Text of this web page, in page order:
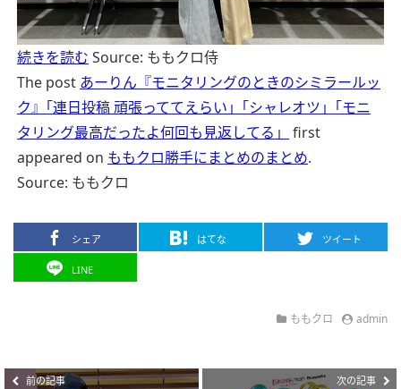
続きを読む Source: ももクロ侍
The post あーりん『モニタリングのときのシミラールッ
ク』｢連日投稿 頑張っててえらい」｢シャレオツ」｢モニ
タリング最高だったよ何回も見返してる」
first
appeared on ももクロ勝手にまとめのまとめ.
Source: ももクロ
シェア はてな ツイート
LINE
ももクロ admin
前の記事 次の記事